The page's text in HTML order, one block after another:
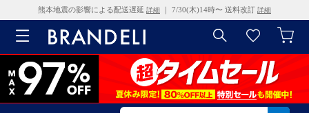
熊本地震の影響による配送遅延 詳細 ｜ 7/30(木)14時〜 送料改訂 詳細